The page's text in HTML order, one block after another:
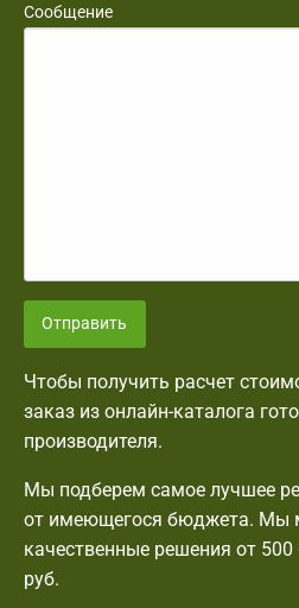
Сообщение
Отправить
Чтобы получить расчет
заказ из онлайн-каталога
производителя.
Мы подберем самое лучшее
от имеющегося бюджета. Мы
качественные решения от
руб.